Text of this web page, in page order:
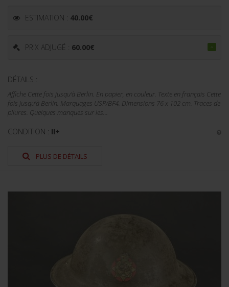
ESTIMATION : 40.00€
PRIX ADJUGÉ : 60.00€
DÉTAILS :
Affiche Cette fois jusqu'à Berlin. En papier, en couleur. Texte en français Cette
fois jusqu'à Berlin. Marquages USP/BF4. Dimensions 76 x 102 cm. Traces de
pliures. Quelques manques sur les...
CONDITION : II+
PLUS DE DÉTAILS